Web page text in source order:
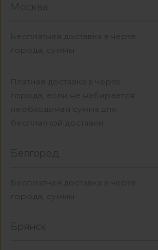
Москва
Бесплатная доставка в черте
города, суммы
Платная доставка в черте
города, если не набирается
необходимая сумма для
бесплатной доставки
Белгород
Бесплатная доставка в черте
города, суммы
Брянск